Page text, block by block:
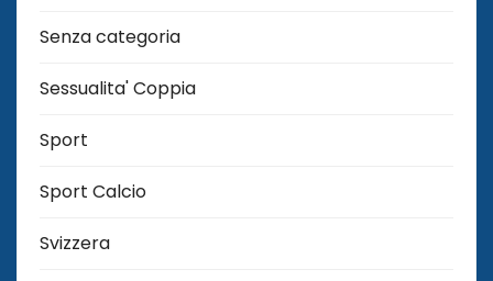
Senza categoria
Sessualita' Coppia
Sport
Sport Calcio
Svizzera